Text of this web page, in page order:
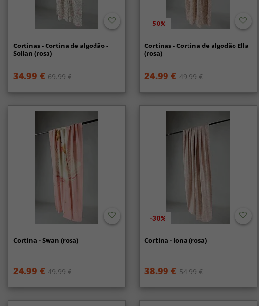
Cortinas - Cortina de algodão -
Sollan (rosa)
34.99 € 69.99 €
-50%
Cortinas - Cortina de algodão Ella
(rosa)
24.99 € 49.99 €
Cortina - Swan (rosa)
24.99 € 49.99 €
-30%
Cortina - Iona (rosa)
38.99 € 54.99 €